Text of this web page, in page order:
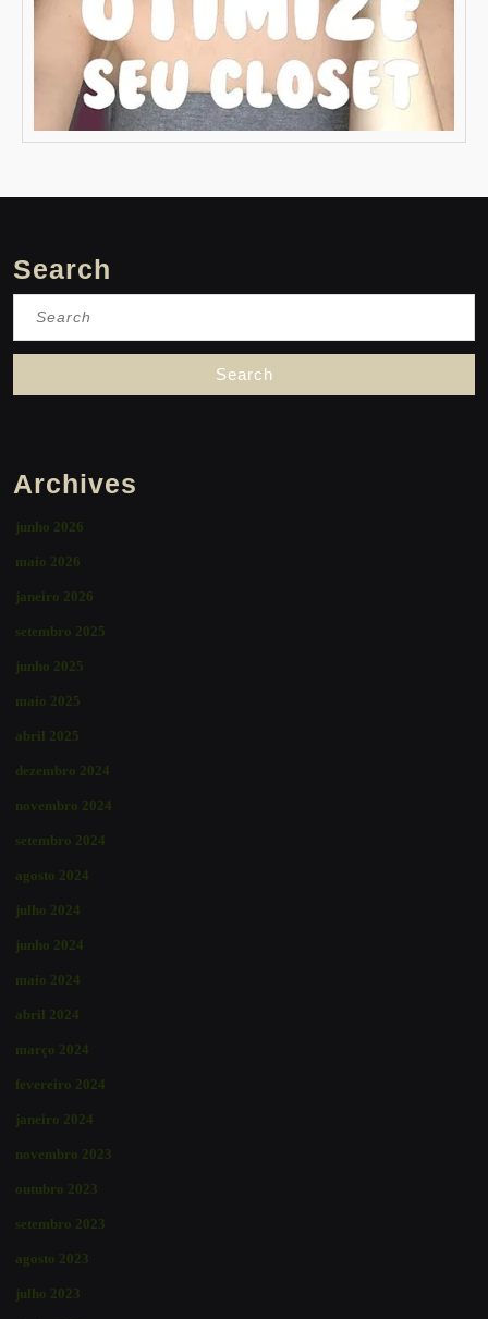
Search
Archives
junho 2026
maio 2026
janeiro 2026
setembro 2025
junho 2025
maio 2025
abril 2025
dezembro 2024
novembro 2024
setembro 2024
agosto 2024
julho 2024
junho 2024
maio 2024
abril 2024
março 2024
fevereiro 2024
janeiro 2024
novembro 2023
outubro 2023
setembro 2023
agosto 2023
julho 2023